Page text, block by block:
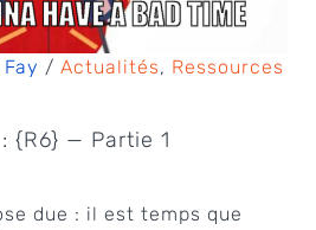
/ Actualités, Ressources
{R6} — Partie 1
due : il est temps que